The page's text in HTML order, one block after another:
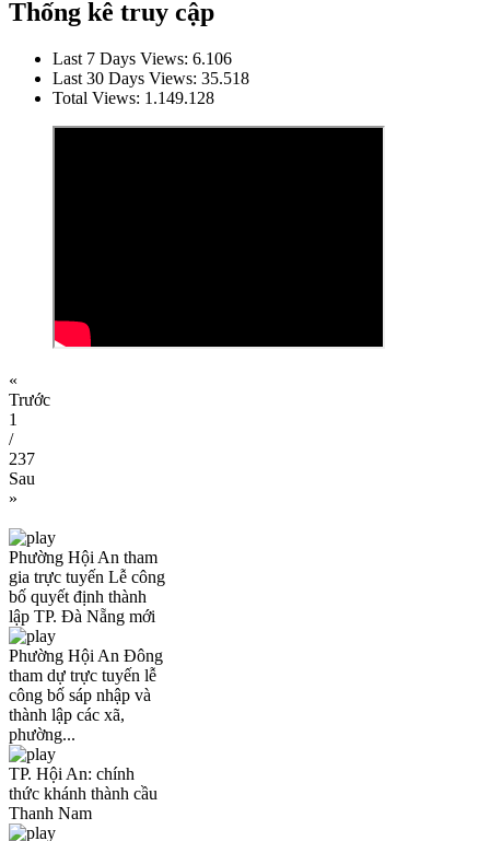
Thống kê truy cập
Last 7 Days Views: 6.106
Last 30 Days Views: 35.518
Total Views: 1.149.128
«
Trước
1
/
237
Sau
»
Phường Hội An tham
gia trực tuyến Lễ công
bố quyết định thành
lập TP. Đà Nẵng mới
Phường Hội An Đông
tham dự trực tuyến lễ
công bố sáp nhập và
thành lập các xã,
phường...
TP. Hội An: chính
thức khánh thành cầu
Thanh Nam